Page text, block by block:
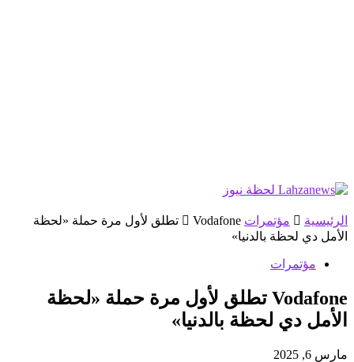
الرئيسية مؤتمرات
Vodafone تطلق لأول مرة حملة «لحظة
الأمل دي لحظة بالدنيا»
مؤتمرات
Vodafone تطلق لأول مرة حملة «لحظة
الأمل دي لحظة بالدنيا»
مارس 6, 2025